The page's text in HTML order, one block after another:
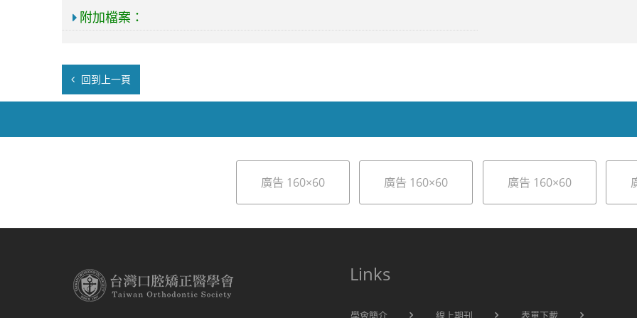
附加檔案：
回到上一頁
廣告 160×60 廣告 160×60 廣告 160×60
Links
學會簡介 線上期刊 表單下載